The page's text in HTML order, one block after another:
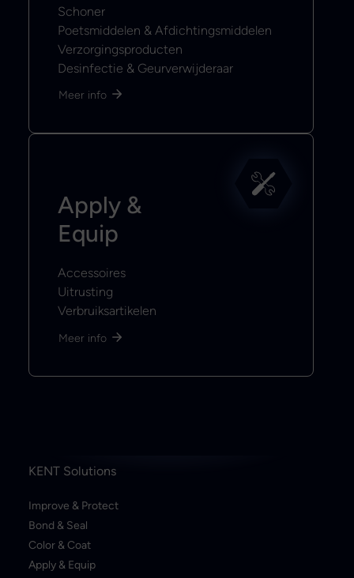
Schoner
Poetsmiddelen & Afdichtingsmiddelen
Verzorgingsproducten
Desinfectie & Geurverwijderaar
Meer info
Apply &
Equip
Accessoires
Uitrusting
Verbruiksartikelen
Meer info
KENT Solutions
Improve & Protect
Bond & Seal
Color & Coat
Apply & Equip